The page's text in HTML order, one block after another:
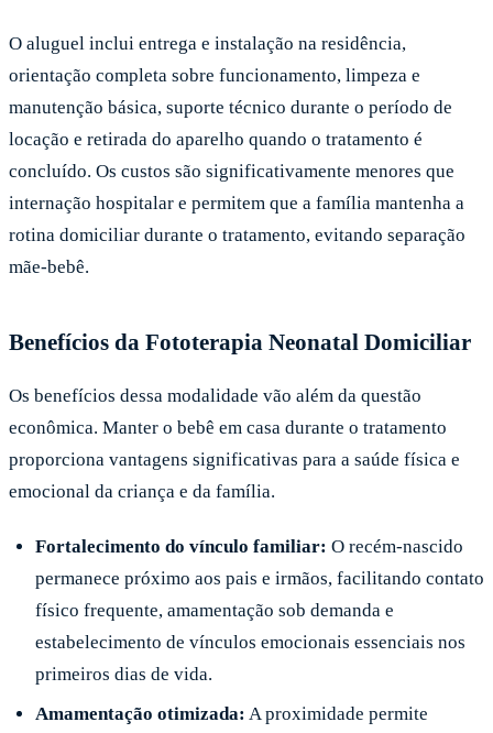
O aluguel inclui entrega e instalação na residência,
orientação completa sobre funcionamento, limpeza e
manutenção básica, suporte técnico durante o período de
locação e retirada do aparelho quando o tratamento é
concluído. Os custos são significativamente menores que
internação hospitalar e permitem que a família mantenha a
rotina domiciliar durante o tratamento, evitando separação
mãe-bebê.
Benefícios da Fototerapia Neonatal Domiciliar
Os benefícios dessa modalidade vão além da questão
econômica. Manter o bebê em casa durante o tratamento
proporciona vantagens significativas para a saúde física e
emocional da criança e da família.
Fortalecimento do vínculo familiar: O recém-nascido
permanece próximo aos pais e irmãos, facilitando contato
físico frequente, amamentação sob demanda e
estabelecimento de vínculos emocionais essenciais nos
primeiros dias de vida.
Amamentação otimizada: A proximidade permite